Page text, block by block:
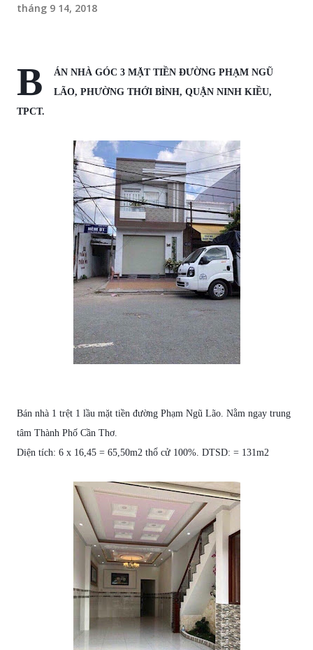
tháng 9 14, 2018
B
ÁN NHÀ GÓC 3 MẶT TIỀN ĐƯỜNG PHẠM NGŨ
LÃO, PHƯỜNG THỚI BÌNH, QUẬN NINH KIỀU,
TPCT.
Bán nhà 1 trệt 1 lầu mặt tiền đường Phạm Ngũ Lão. Nằm ngay trung
tâm Thành Phố Cần Thơ.
Diện tích: 6 x 16,45 = 65,50m2 thổ cử 100%. DTSD: = 131m2